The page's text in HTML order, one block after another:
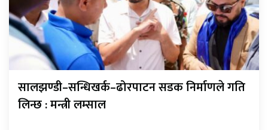
सालझण्डी–सन्धिखर्क–ढोरपाटन सडक निर्माणले गति
लिन्छ : मन्त्री लम्साल